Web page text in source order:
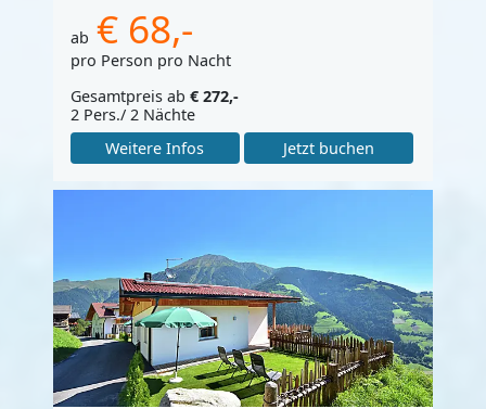
ab € 68,-
pro Person pro Nacht
Gesamtpreis ab € 272,-
2 Pers./ 2 Nächte
Weitere Infos
Jetzt buchen